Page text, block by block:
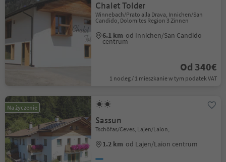
Chalet Tolder
Winnebach/Prato alla Drava, Innichen/San
Candido, Dolomites Region 3 Zinnen
6.1 km od Innichen/San Candido
centrum
Od 340€
1 nocleg / 1 mieszkanie w tym podatek VAT
Na życzenie
Sassun
Tschöfas/Ceves, Lajen/Laion,
1.2 km od Lajen/Laion centrum